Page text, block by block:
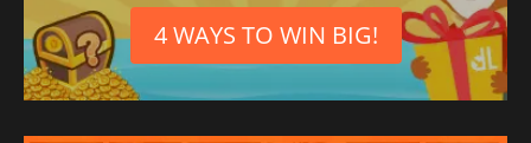
4 WAYS TO WIN BIG!